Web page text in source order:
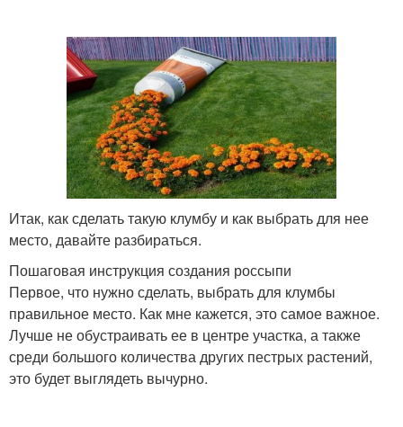
Итак, как сделать такую клумбу и как выбрать для нее
место, давайте разбираться.
Пошаговая инструкция создания россыпи
Первое, что нужно сделать, выбрать для клумбы
правильное место. Как мне кажется, это самое важное.
Лучше не обустраивать ее в центре участка, а также
среди большого количества других пестрых растений,
это будет выглядеть вычурно.